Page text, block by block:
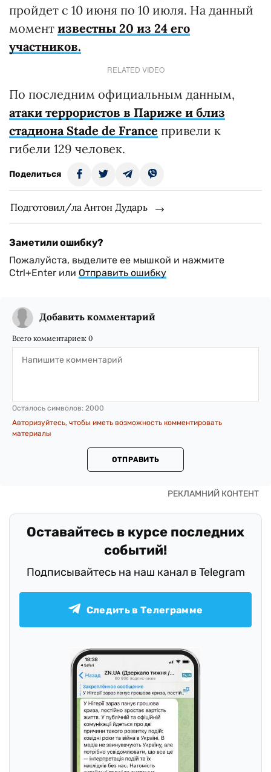
пройдет с 10 июня по 10 июля. На данный
момент известны 20 из 24 его
участников.
RELATED VIDEO
По последним официальным данным,
атаки террористов в Париже и близ
стадиона Stade de France привели к
гибели 129 человек.
Поделиться
Подготовил/ла Антон Дударь
Заметили ошибку?
Пожалуйста, выделите ее мышкой и нажмите
Ctrl+Enter или Отправить ошибку
Добавить комментарий
Всего комментариев: 0
Осталось символов: 2000
Авторизуйтесь, чтобы иметь возможность комментировать
материалы
ОТПРАВИТЬ
Оставайтесь в курсе последних
событий!
Подписывайтесь на наш канал в Telegram
Следить в Телеграмме